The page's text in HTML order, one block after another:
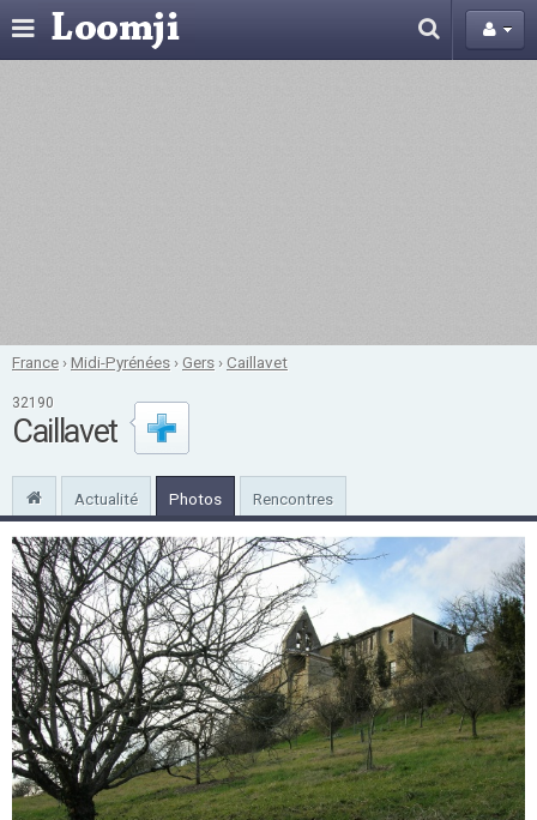
France ›Midi-Pyrénées ›Gers ›Caillavet
32190
Caillavet
Actualité Photos Rencontres